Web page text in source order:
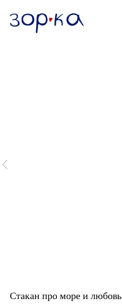
Стакан про море и любовь